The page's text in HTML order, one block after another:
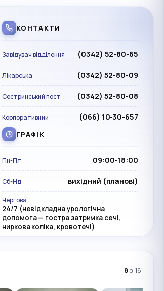
КОНТАКТИ
Завідувач відділення (0342) 52-80-65
Лікарська (0342) 52-80-09
Сестринський пост (0342) 52-80-08
Корпоративний (066) 10-30-657
ГРАФІК
Пн-Пт 09:00-18:00
Сб-Нд вихідний (планові)
Чергова
24/7 (невідкладна урологічна
допомога — гостра затримка сечі,
ниркова коліка, кровотечі)
8з 16